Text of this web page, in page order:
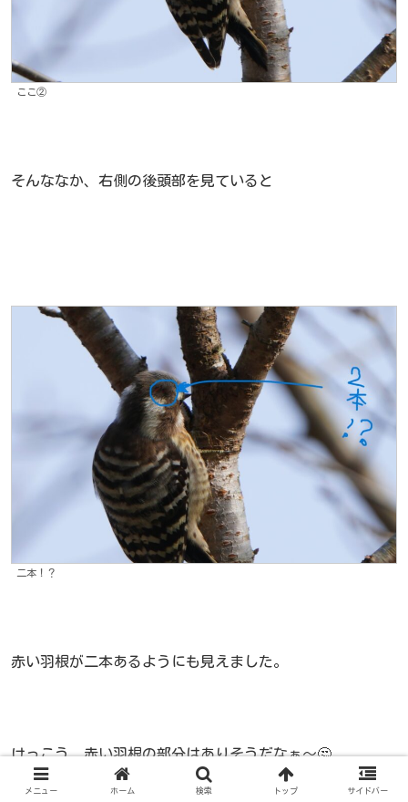
ここ②
そんななか、右側の後頭部を見ていると
二本！？
赤い羽根が二本あるようにも見えました。
けっこう、赤い羽根の部分はありそうだなぁ～🤔
メニュー ホーム 検索 トップ サイドバー